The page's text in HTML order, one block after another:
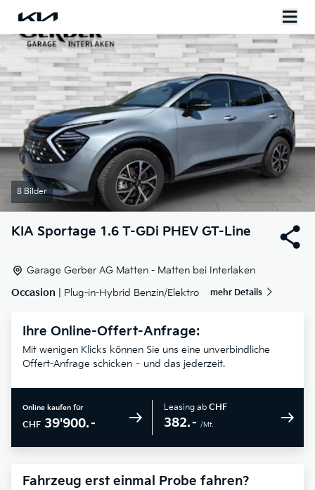
8 Bilder
KIA Sportage 1.6 T-GDi PHEV GT-Line
Garage Gerber AG Matten - Matten bei Interlaken
Occasion | Plug-in-Hybrid Benzin/Elektro mehr Details
Ihre Online-Offert-Anfrage:
Mit wenigen Klicks können Sie uns eine unverbindliche
Offert-Anfrage schicken – und das jederzeit.
Online kaufen für
CHF 39'900.–
Leasing ab CHF
382.– /Mt.
Fahrzeug erst einmal Probe fahren?